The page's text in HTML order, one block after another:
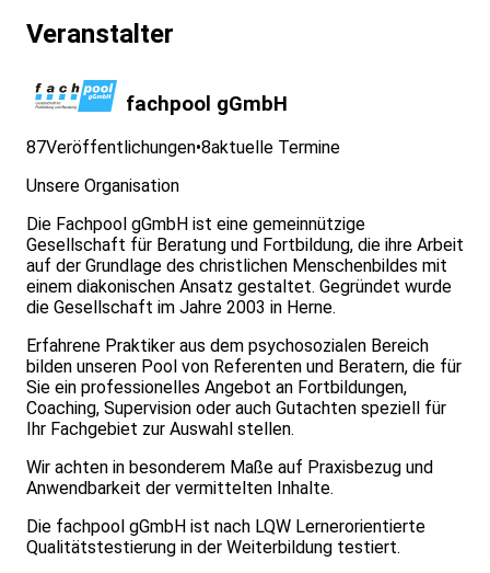
Veranstalter
fachpool gGmbH
87Veröffentlichungen•8aktuelle Termine
Unsere Organisation
Die Fachpool gGmbH ist eine gemeinnützige
Gesellschaft für Beratung und Fortbildung, die ihre Arbeit
auf der Grundlage des christlichen Menschenbildes mit
einem diakonischen Ansatz gestaltet. Gegründet wurde
die Gesellschaft im Jahre 2003 in Herne.
Erfahrene Praktiker aus dem psychosozialen Bereich
bilden unseren Pool von Referenten und Beratern, die für
Sie ein professionelles Angebot an Fortbildungen,
Coaching, Supervision oder auch Gutachten speziell für
Ihr Fachgebiet zur Auswahl stellen.
Wir achten in besonderem Maße auf Praxisbezug und
Anwendbarkeit der vermittelten Inhalte.
Die fachpool gGmbH ist nach LQW Lernerorientierte
Qualitätstestierung in der Weiterbildung testiert.